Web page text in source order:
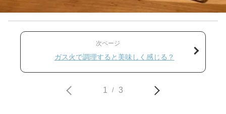
次ページ
ガス火で調理すると美味しく感じる？
1 / 3